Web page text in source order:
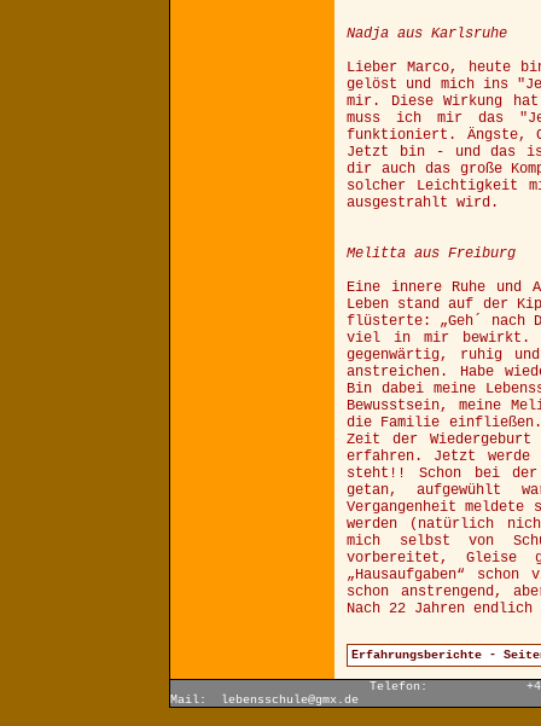
Nadja aus Karlsruhe
Lieber Marco, heute
gelöst und mich ins
mir. Diese Wirkung
muss ich mir das
funktioniert. Ängste,
Jetzt bin - und das
dir auch das große
solcher Leichtigkeit
ausgestrahlt wird.
Melitta aus Freiburg
Eine innere Ruhe und
Leben stand auf der
flüsterte: „Geh´ nach
viel in mir bewirkt.
gegenwärtig, ruhig
anstreichen. Habe
Bin dabei meine
Bewusstsein, meine
die Familie einfließen.
Zeit der
erfahren. Jetzt
steht!! Schon bei
getan, aufgewühlt
Vergangenheit
werden (natürlich
mich selbst von
vorbereitet, Gleise
„Hausaufgaben“
schon anstrengend,
Nach 22 Jahren
Erfahrungsberichte -
Telefon: +49
Mail: lebensschule@gmx.de